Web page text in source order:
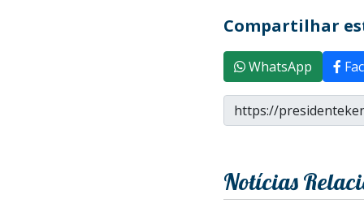
Compartilhar
WhatsApp
Notícias